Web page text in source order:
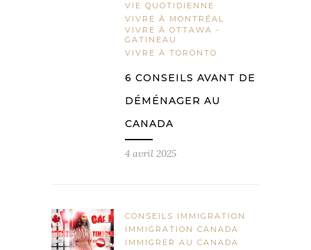
VIE QUOTIDIENNE
VIVRE À MONTRÉAL
VIVRE À OTTAWA -
GATINEAU
VIVRE À TORONTO
6 CONSEILS AVANT DE
DÉMÉNAGER AU
CANADA
4 avril 2025
CONSEILS IMMIGRATION
IMMIGRATION CANADA
IMMIGRER AU CANADA